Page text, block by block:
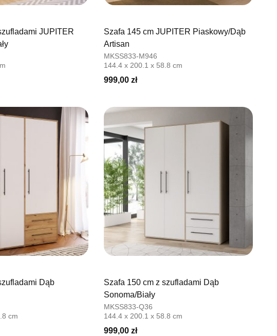
JUPITER
Szafa 145 cm JUPITER Piaskowy/Dąb
Artisan
MKSS833-M946
144.4 x 200.1 x 58.8 cm
999,00 zł
Dąb
cm
Szafa 150 cm z szufladami Dąb
Sonoma/Biały
MKSS833-Q36
144.4 x 200.1 x 58.8 cm
999,00 zł